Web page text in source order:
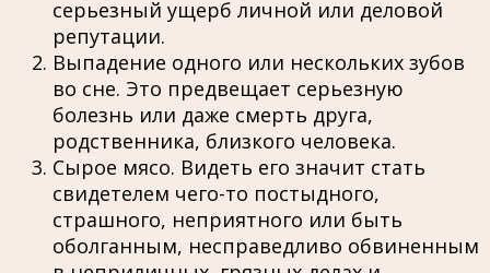
серьезный ущерб личной или деловой
репутации.
Выпадение одного или нескольких зубов
во сне. Это предвещает серьезную
болезнь или даже смерть друга,
родственника, близкого человека.
Сырое мясо. Видеть его значит стать
свидетелем чего-то постыдного,
страшного, неприятного или быть
оболганным, несправедливо обвиненным